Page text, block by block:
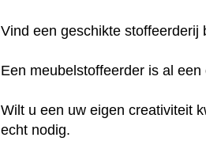
Vind een geschikte stoffeerderij
Een meubelstoffeerder is al
Wilt u een uw eigen creativiteit
echt nodig.